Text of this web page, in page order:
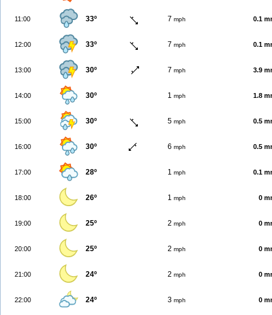
11:00 33º 7 mph 0.1
12:00 33º 7 mph 0.1
13:00 30º 7 mph 3.9
14:00 30º 1 mph 1.8
15:00 30º 5 mph 0.5
16:00 30º 6 mph 0.5
17:00 28º 1 mph 0.1
18:00 26º 1 mph 0
19:00 25º 2 mph 0
20:00 25º 2 mph 0
21:00 24º 2 mph 0
22:00 24º 3 mph 0